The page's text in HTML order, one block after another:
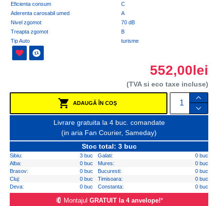
Eficienta consum
C
Aderenta carosabil umed
A
Nivel zgomot
70 dB
Treapta zgomot
B
Tip Auto
turisme
552,00lei
(TVA si eco taxe incluse)
ADAUGĂ ÎN COŞ
Livrare gratuita la 4 buc. comandate
(in aria Fan Courier, Sameday)
Stoc total: 3 buc
Sibiu: 3 buc Galati:
0 buc
Alba:
0 buc Mures:
0 buc
Brasov:
0 buc Bucuresti:
0 buc
Cluj:
0 buc Timisoara:
0 buc
Deva:
0 buc Constanta: 0 buc
Montajul GRATUIT la 4 anvelope!*